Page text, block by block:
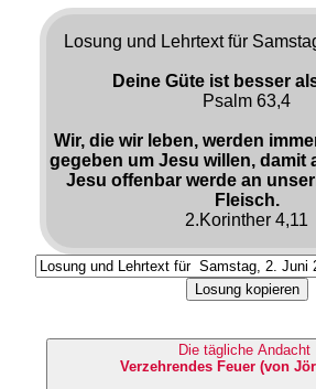
Losung und Lehrtext für
Deine Güte ist besser
Psalm 63,4
Wir, die wir leben, werden
gegeben um Jesu willen, damit
Jesu offenbar werde an
Fleisch.
2.Korinther 4,11
Losung kopieren
Die tägliche Andacht
Verzehrendes Feuer (von